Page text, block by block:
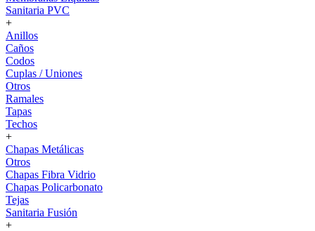
Sanitaria PVC
+
Anillos
Caños
Codos
Cuplas / Uniones
Otros
Ramales
Tapas
Techos
+
Chapas Metálicas
Otros
Chapas Fibra Vidrio
Chapas Policarbonato
Tejas
Sanitaria Fusión
+